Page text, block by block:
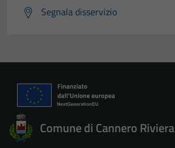
Segnala disservizio
Comune di Cannero Riviera